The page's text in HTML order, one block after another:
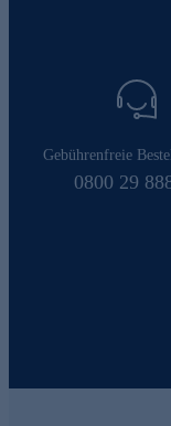
Gebührenfreie
0800 29